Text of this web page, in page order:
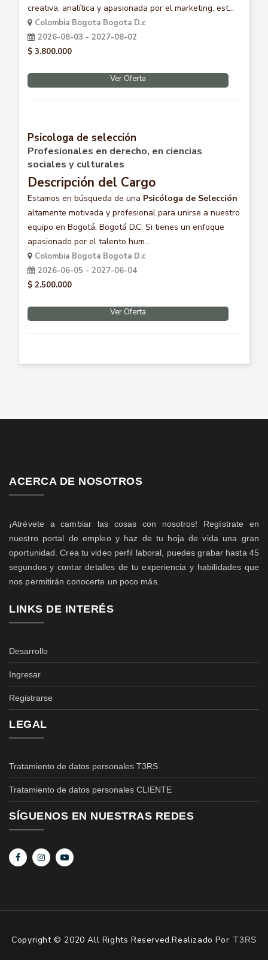
creativa, analítica y apasionada por el marketing, est...
Colombia Bogota Bogota D.c
2026-08-03 - 2027-08-02
$ 3.800.000
Ver Oferta
Psicologa de selección
Profesionales en derecho, en ciencias
sociales y culturales
Descripción del Cargo
Estamos en búsqueda de una Psicóloga de Selección
altamente motivada y profesional para unirse a nuestro
equipo en Bogotá, Bogotá D.C. Si tienes un enfoque
apasionado por el talento hum...
Colombia Bogota Bogota D.c
2026-06-05 - 2027-06-04
$ 2.500.000
Ver Oferta
ACERCA DE NOSOTROS
¡Atrévete a cambiar las cosas con nosotros! Regístrate en
nuestro portal de empleo y haz de tu hoja de vida una gran
oportunidad. Crea tu video perfil laboral, puedes grabar hasta 45
segundos y contar detalles de tu experiencia y habilidades que
nos permitirán conocerte un poco más.
LINKS DE INTERÉS
Desarrollo
Ingresar
Registrarse
LEGAL
Tratamiento de datos personales T3RS
Tratamiento de datos personales CLIENTE
SÍGUENOS EN NUESTRAS REDES
Copyright © 2020 All Rights Reserved.Realizado Por T3RS